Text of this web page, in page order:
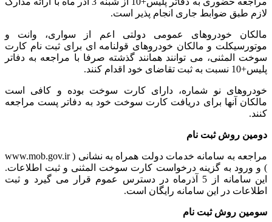
لازم طبق ضوابط جاری انجام پذیر است.
مالکان خودروهای عمومی دولتی اعم از سواری، وانت و
موتورسیکلت و مالکان خودروهای قولنامه ای برای ثبت نام کارت
سوخت المثنی، می توانند همانند گذشته صرفا با مراجعه به دفاتر
پلیس+10 نسبت به ثبت تقاضای خود اقدام کنند.
خودروهای نو شماره، دارای کارت سوخت بوده و کافی است
مالکان آنها برای دریافت کارت سوخت خود به دفاتر پست مراجعه
کنند.
دومین روش ثبت نام
مراجعه به سامانه خدمات دولت همراه به نشانی ( www.mob.gov.ir
) و ورود به گزینه درخواست کارت سوخت المثنی و ثبت اطلاعات.
این سامانه از 5 آذرماه در دسترس عموم قرار می گیرد و ثبت
اطلاعات در این سامانه رایگان است.
سومین روش ثبت نام